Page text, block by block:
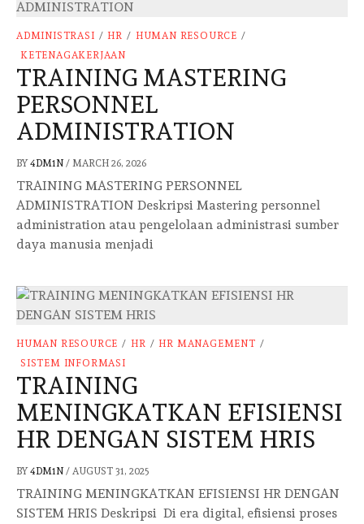
ADMINISTRASI / HR / HUMAN RESOURCE /
KETENAGAKERJAAN
TRAINING MASTERING
PERSONNEL
ADMINISTRATION
BY 4DM1N / MARCH 26, 2026
TRAINING MASTERING PERSONNEL
ADMINISTRATION Deskripsi Mastering personnel
administration atau pengelolaan administrasi sumber
daya manusia menjadi
HUMAN RESOURCE / HR / HR MANAGEMENT /
SISTEM INFORMASI
TRAINING
MENINGKATKAN EFISIENSI
HR DENGAN SISTEM HRIS
BY 4DM1N / AUGUST 31, 2025
TRAINING MENINGKATKAN EFISIENSI HR DENGAN
SISTEM HRIS Deskripsi Di era digital, efisiensi proses